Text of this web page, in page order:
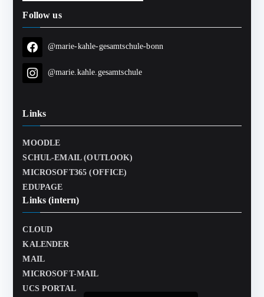
Follow us
@marie-kahle-gesamtschule-bonn
@marie.kahle.gesamtschule
Links
MOODLE
SCHUL-EMAIL (OUTLOOK)
MICROSOFT365 (OFFICE)
EDUPAGE
Links (intern)
CLOUD
KALENDER
MAIL
MICROSOFT-MAIL
UCS PORTAL